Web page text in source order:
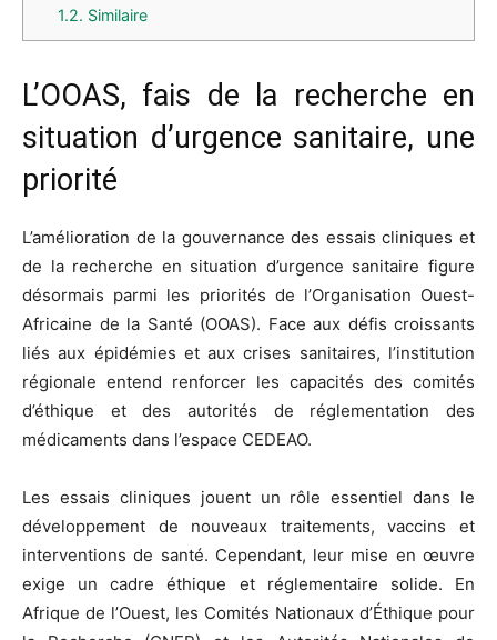
1.2. Similaire
L’OOAS, fais de la recherche en
situation d’urgence sanitaire, une
priorité
L’amélioration de la gouvernance des essais cliniques et
de la recherche en situation d’urgence sanitaire figure
désormais parmi les priorités de l’Organisation Ouest-
Africaine de la Santé (OOAS). Face aux défis croissants
liés aux épidémies et aux crises sanitaires, l’institution
régionale entend renforcer les capacités des comités
d’éthique et des autorités de réglementation des
médicaments dans l’espace CEDEAO.
Les essais cliniques jouent un rôle essentiel dans le
développement de nouveaux traitements, vaccins et
interventions de santé. Cependant, leur mise en œuvre
exige un cadre éthique et réglementaire solide. En
Afrique de l’Ouest, les Comités Nationaux d’Éthique pour